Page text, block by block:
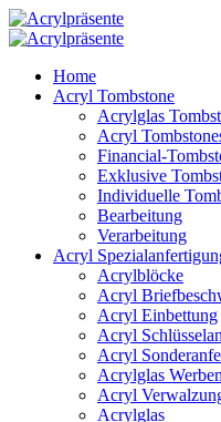
Home
Acryl Tombstone
Acrylglas
Acryl
Financial-
Exklusive
Individuelle
Bearbeitung
Verarbeitung
Acryl
Acrylblöcke
Acryl
Acryl Einbettung
Acryl
Acryl
Acrylglas
Acryl
Acrylglas